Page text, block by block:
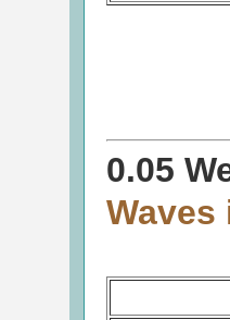
0.05